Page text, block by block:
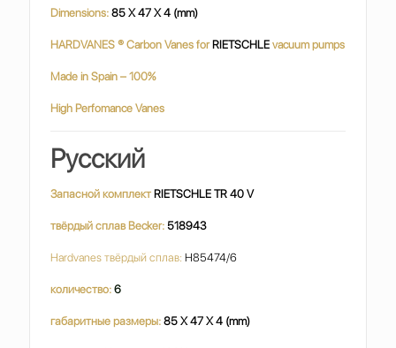
Dimensions:85 X 47 X 4 (mm)
HARDVANES ® Carbon Vanes for RIETSCHLE vacuum pumps
Made in Spain – 100%
High Perfomance Vanes
Русский
Запасной комплект RIETSCHLE TR 40 V
твёрдый сплав Becker: 518943
Hardvanes твёрдый сплав:H85474/6
количество: 6
габаритные размеры:85 X 47 X 4 (mm)